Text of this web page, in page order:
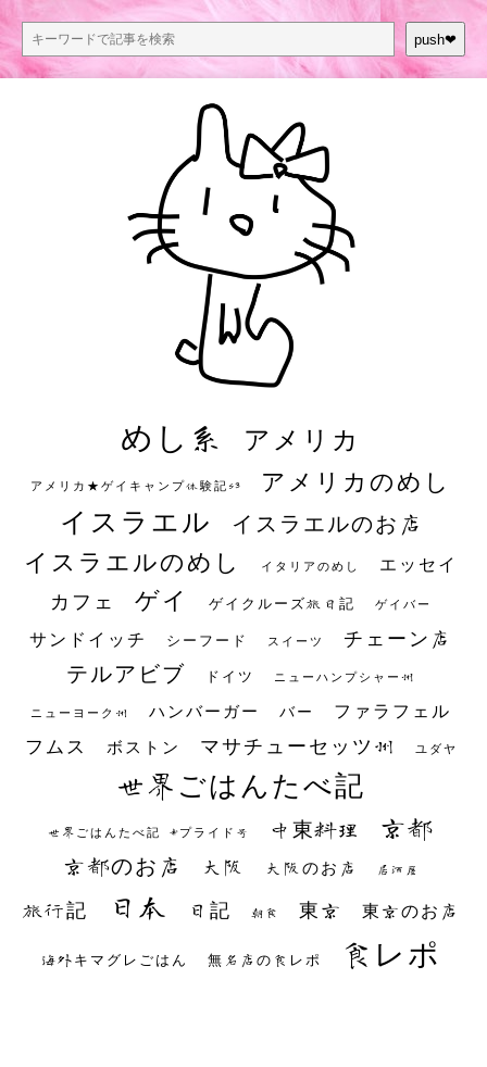
push❤︎
めし系 アメリカ
アメリカ★ゲイキャンプ体験記S3 アメリカのめし
イスラエル イスラエルのお店
イスラエルのめし イタリアのめし エッセイ
カフェ ゲイ ゲイクルーズ旅日記 ゲイバー
サンドイッチ シーフード スイーツ チェーン店
テルアビブ ドイツ ニューハンプシャー州
ニューヨーク州 ハンバーガー バー ファラフェル
フムス ボストン マサチューセッツ州 ユダヤ
世界ごはんたべ記
世界ごはんたべ記 #プライド号 中東料理 京都
京都のお店 大阪 大阪のお店 居酒屋
旅行記 日本 日記 朝食 東京 東京のお店
海外キマグレごはん 無名店の食レポ 食レポ